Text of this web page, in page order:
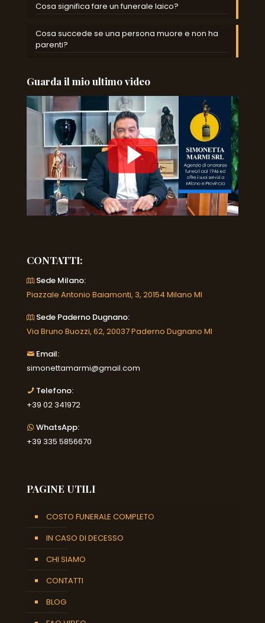
Cosa significa fare un funerale laico?
Cosa succede se una persona muore e non ha
parenti?
Guarda il mio ultimo video
CONTATTI:
Sede Milano:
Piazzale Antonio Baiamonti, 3, 20154 Milano MI
Sede Paderno Dugnano:
Via Bruno Buozzi, 62, 20037 Paderno Dugnano MI
Email:
simonettamarmi@gmail.com
Telefono:
+39 02 341972
WhatsApp:
+39 335 5856670
PAGINE UTILI
COSTO FUNERALE COMPLETO
IN CASO DI DECESSO
CHI SIAMO
CONTATTI
BLOG